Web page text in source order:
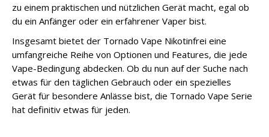
zu einem praktischen und nützlichen Gerät macht, egal ob
du ein Anfänger oder ein erfahrener Vaper bist.
Insgesamt bietet der Tornado Vape Nikotinfrei eine
umfangreiche Reihe von Optionen und Features, die jede
Vape-Bedingung abdecken. Ob du nun auf der Suche nach
etwas für den täglichen Gebrauch oder ein spezielles
Gerät für besondere Anlässe bist, die Tornado Vape Serie
hat definitiv etwas für jeden.